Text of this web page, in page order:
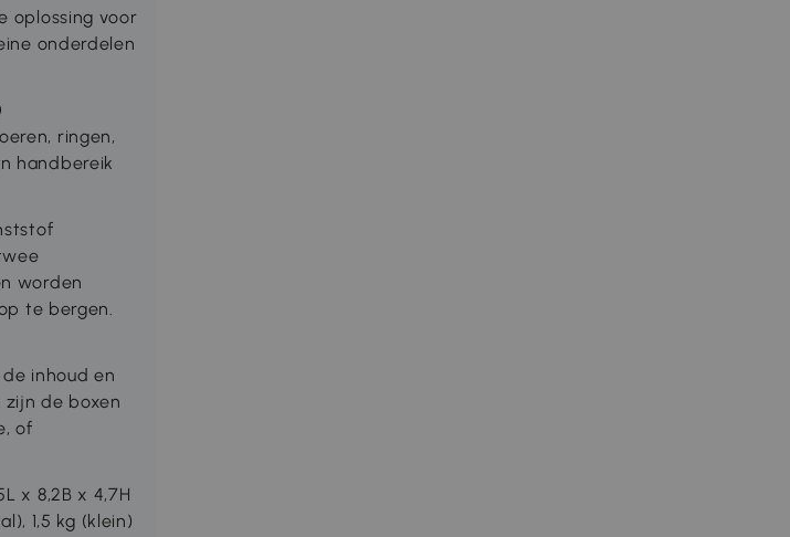
oplossing voor
onderdelen
ringen,
handbereik
worden
te bergen.
inhoud en
de boxen
of
x 8,2B x 4,7H
1,5 kg (klein)